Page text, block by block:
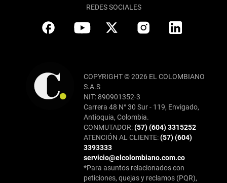
REDES SOCIALES
COPYRIGHT © 2026 EL COLOMBIANO
S.A.S
NIT: 890901352-3
Carrera 48 N° 30 Sur - 119, Envigado,
Antioquia, Colombia.
CONMUTADOR:(57) (604) 3315252
ATENCIÓN AL CLIENTE:(57) (604)
3393333
servicio@elcolombiano.com.co
*Para asuntos relacionados con
peticiones, quejas y reclamos (PQR),